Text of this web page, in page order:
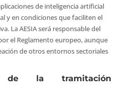
de inteligencia artificial
y en condiciones que faciliten el
La AESIA será responsable del
el Reglamento europeo, aunque
de otros entornos sectoriales
de la tramitación